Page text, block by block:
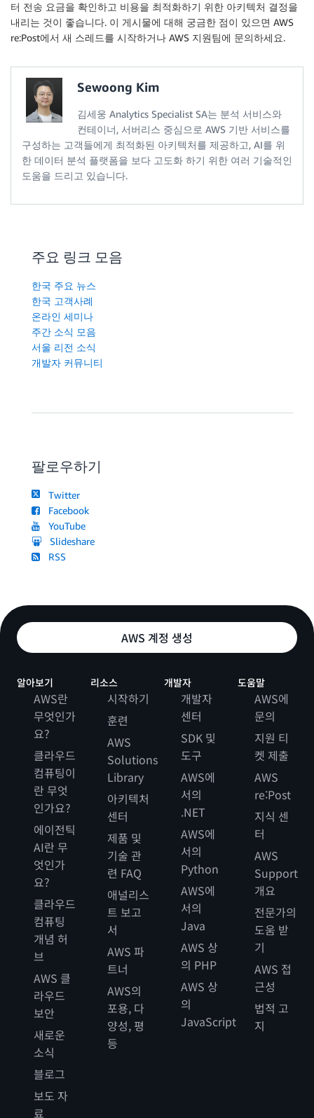
터 전송 요금을 확인하고 비용을 최적화하기 위한 아키텍처 결정을
내리는 것이 좋습니다. 이 게시물에 대해 궁금한 점이 있으면 AWS
re:Post에서 새 스레드를 시작하거나 AWS 지원팀에 문의하세요.
Sewoong Kim
김세웅 Analytics Specialist SA는 분석 서비스와
컨테이너, 서버리스 중심으로 AWS 기반 서비스를
구성하는 고객들에게 최적화된 아키텍처를 제공하고, AI를 위
한 데이터 분석 플랫폼을 보다 고도화 하기 위한 여러 기술적인
도움을 드리고 있습니다.
주요 링크 모음
한국 주요 뉴스
한국 고객사례
온라인 세미나
주간 소식 모음
서울 리전 소식
개발자 커뮤니티
팔로우하기
Twitter
Facebook
YouTube
Slideshare
RSS
AWS 계정 생성
알아보기
AWS란
무엇인가
요?
클라우드
컴퓨팅이
란 무엇
인가요?
에이전틱
AI란 무
엇인가
요?
클라우드
컴퓨팅
개념 허
브
AWS 클
라우드
보안
새로운
소식
블로그
보도 자
료
리소스
시작하기
훈련
AWS
Solutions
Library
아키텍처
센터
제품 및
기술 관
련 FAQ
애널리스
트 보고
서
AWS 파
트너
AWS의
포용, 다
양성, 평
등
개발자
개발자
센터
SDK 및
도구
AWS에
서의
.NET
AWS에
서의
Python
AWS에
서의
Java
AWS 상
의 PHP
AWS 상
의
JavaScript
도움말
AWS에
문의
지원 티
켓 제출
AWS
re:Post
지식 센
터
AWS
Support
개요
전문가의
도움 받
기
AWS 접
근성
법적 고
지